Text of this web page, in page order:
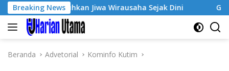
Langsung
ke
konten
Breaking NewsJiwa Wirausaha Sejak Dini GratisPol
Beranda Advetorial Kominfo Kutim